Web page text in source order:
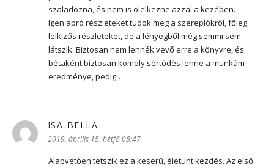
szaladozna, és nem is ölelkezne azzal a kezében.
Igen apró részleteket tudok meg a szereplőkről, főleg
lelkizős részleteket, de a lényegből még semmi sem
látszik. Biztosan nem lennék vevő erre a könyvre, és
bétaként biztosan komoly sértődés lenne a munkám
eredménye, pedig…
ISA-BELLA
2019. április 15. hétfő 08:47
Alapvetően tetszik ez a keserű, életunt kezdés. Az első